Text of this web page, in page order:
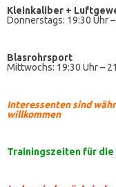
Kleinkaliber +
Donnerstags: 19:30 Uhr
Blasrohrsport
Mittwochs: 19:30 Uhr –
Interessenten sind
willkommen
Trainingszeiten für die